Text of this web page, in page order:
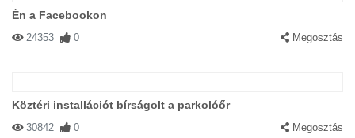
Én a Facebookon
24353 0 Megosztás
Köztéri installációt bírságolt a parkolóőr
30842 0 Megosztás